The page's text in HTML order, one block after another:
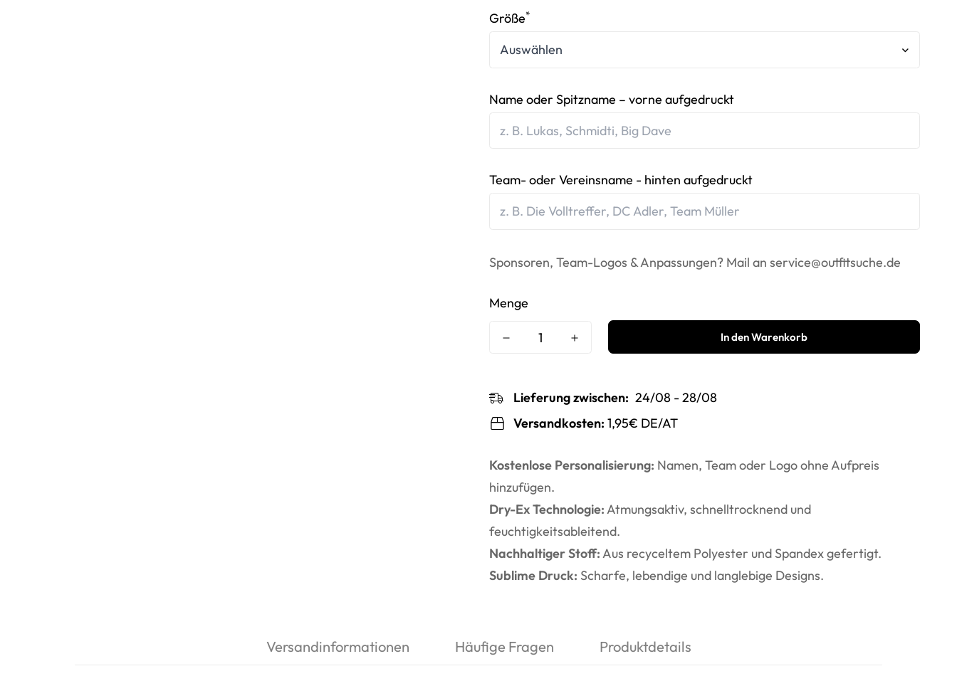
Größe*
Name oder Spitzname – vorne aufgedruckt
Team- oder Vereinsname - hinten aufgedruckt
Sponsoren, Team-Logos & Anpassungen? Mail an service@outfitsuche.de
Menge
In den Warenkorb
Lieferung zwischen: 24/08 - 28/08
Versandkosten: 1,95€ DE/AT
Kostenlose Personalisierung: Namen, Team oder Logo ohne Aufpreis
hinzufügen.
Dry-Ex Technologie:Atmungsaktiv, schnelltrocknend und
feuchtigkeitsableitend.
Nachhaltiger Stoff:Aus recyceltem Polyester und Spandex gefertigt.
Sublime Druck: Scharfe, lebendige und langlebige Designs.
Versandinformationen Häufige Fragen Produktdetails